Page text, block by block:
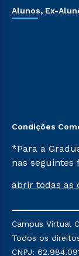
Alunos, Ex-
Condições
*Para a
nas seguintes
Já para as
mencionadas
Religioso,
do Ensino de
abrir todas as
Campus Virtual
Todos os
CNPJ: